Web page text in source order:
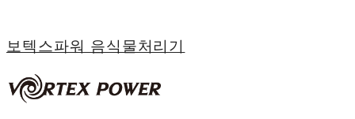
보텍스파워 음식물처리기